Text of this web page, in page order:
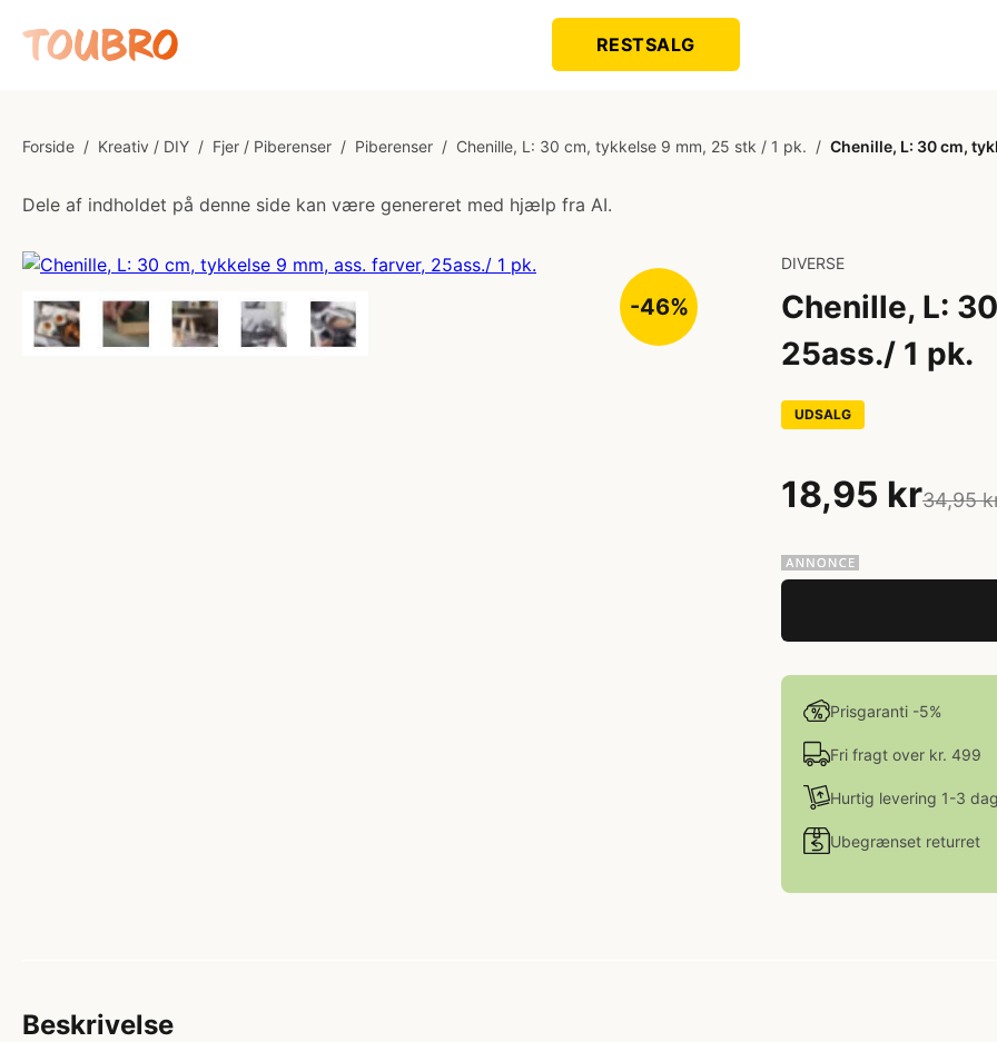
RESTSALG
Forside / Kreativ / DIY / Fjer / Piberenser / Piberenser / Chenille, L: 30 cm, tykkelse 9 mm, 25 stk / 1 pk. / Chenille, L: 30 cm,
Dele af indholdet på denne side kan være genereret med hjælp fra AI.
-46%
DIVERSE
Chenille, L:
25ass./ 1 pk.
UDSALG
18,95 kr34,95
Prisgaranti -5%
Fri fragt over kr. 499
Hurtig levering 1-3
Ubegrænset returret
Beskrivelse